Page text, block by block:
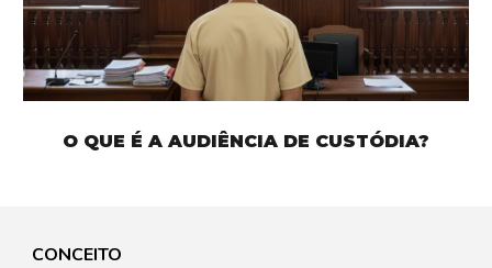
O QUE É A AUDIÊNCIA DE CUSTÓDIA?
CONCEITO